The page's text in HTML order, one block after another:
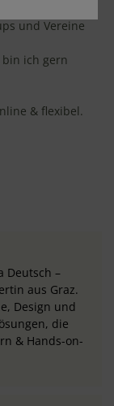
kleine
und Vereine
bin ich gern
& flexibel.
Deutsch –
aus Graz.
Design und
die
& Hands-on-